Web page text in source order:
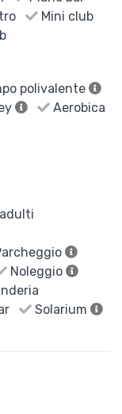
Mini club
polivalente
Aerobica
Noleggio
Solarium